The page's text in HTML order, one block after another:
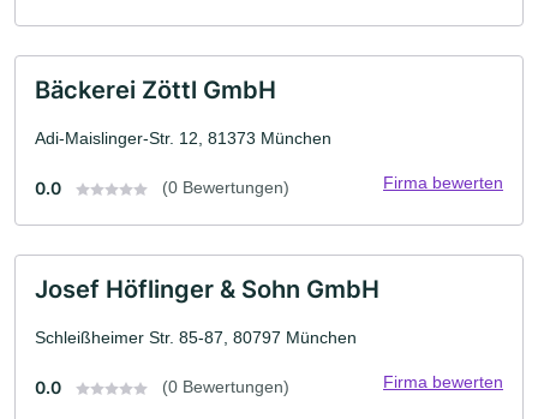
Bäckerei Zöttl GmbH
Adi-Maislinger-Str. 12, 81373 München
0.0 (0 Bewertungen) Firma bewerten
Josef Höflinger & Sohn GmbH
Schleißheimer Str. 85-87, 80797 München
0.0 (0 Bewertungen) Firma bewerten